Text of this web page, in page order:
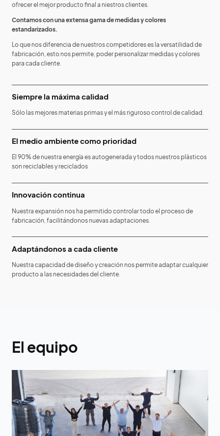
ofrecer el mejor producto final a niestros clientes.
Contamos con una extensa gama de medidas y colores
estandarizados.
Lo que nos diferencia de nuestros competidores es la versatilidad de
fabricación, esto nos permite, poder personalizar medidas y colores
para cada cliente.
Siempre la máxima calidad
Sólo las mejores materias primas y el más riguroso control de calidad.
El medio ambiente como prioridad
El 90% de nuestra energía es autogenerada y todos nuestros plásticos
son reciclables y reciclados
Innovación continua
Nuestra expansión nos ha permitido controlar todo el proceso de
fabricación, facilitándonos nuevas adaptaciones.
Adaptándonos a cada cliente
Nuestra capacidad de diseño y creación nos permite adaptar cualquier
producto a las necesidades del cliente.
El equipo